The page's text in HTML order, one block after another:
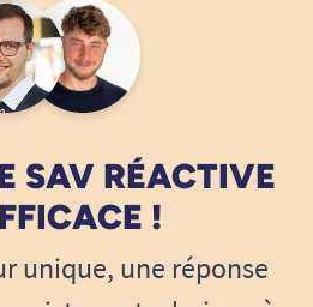
SAV RÉACTIVE
!
unique, une réponse